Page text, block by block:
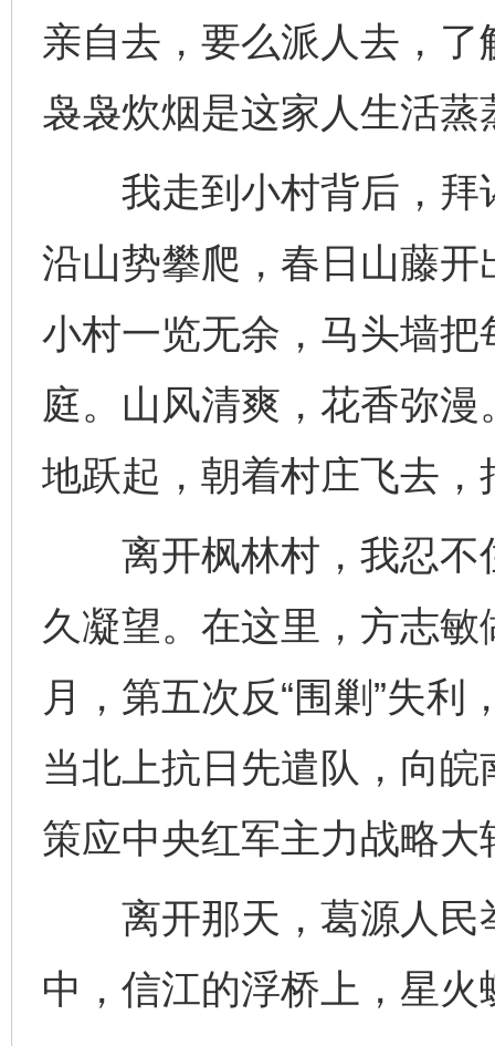
亲自去，要么派人去，
袅袅炊烟是这家人生活
我走到小村背后，拜
沿山势攀爬，春日山藤
小村一览无余，马头墙
庭。山风清爽，花香弥
地跃起，朝着村庄飞去
离开枫林村，我忍不
久凝望。在这里，方志
月，第五次反“围剿”失
当北上抗日先遣队，向
策应中央红军主力战略大
离开那天，葛源人民
中，信江的浮桥上，星火